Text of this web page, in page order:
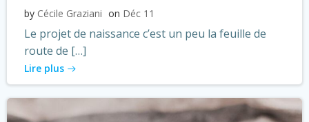
by Cécile Graziani on Déc 11
Le projet de naissance c’est un peu la feuille de
route de […]
Lire plus